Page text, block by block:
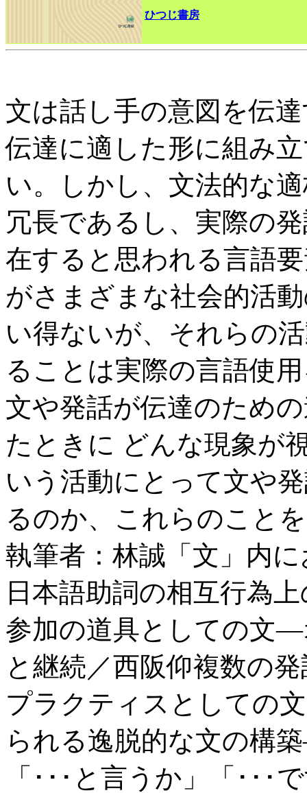
ひつじ書房
文は話し手の意図を伝
伝達に適した形に組み
い。しかし、文法的な
冗長であるし、実際の
在すると思われる言語
がさまざまな社会的活
い得ないが、それらの
ることは実際の言語使
文や発話が伝達のため
たときに どんな現象が
いう活動にとって文や
るのか、これらのこと
執筆者：林誠「文」内
日本語助詞の相互行為
参加の道具としての文
と継続／西阪仰複数の
プラクティスとしての
られる逸脱的な文の構
「･･･と言うか」「･･･